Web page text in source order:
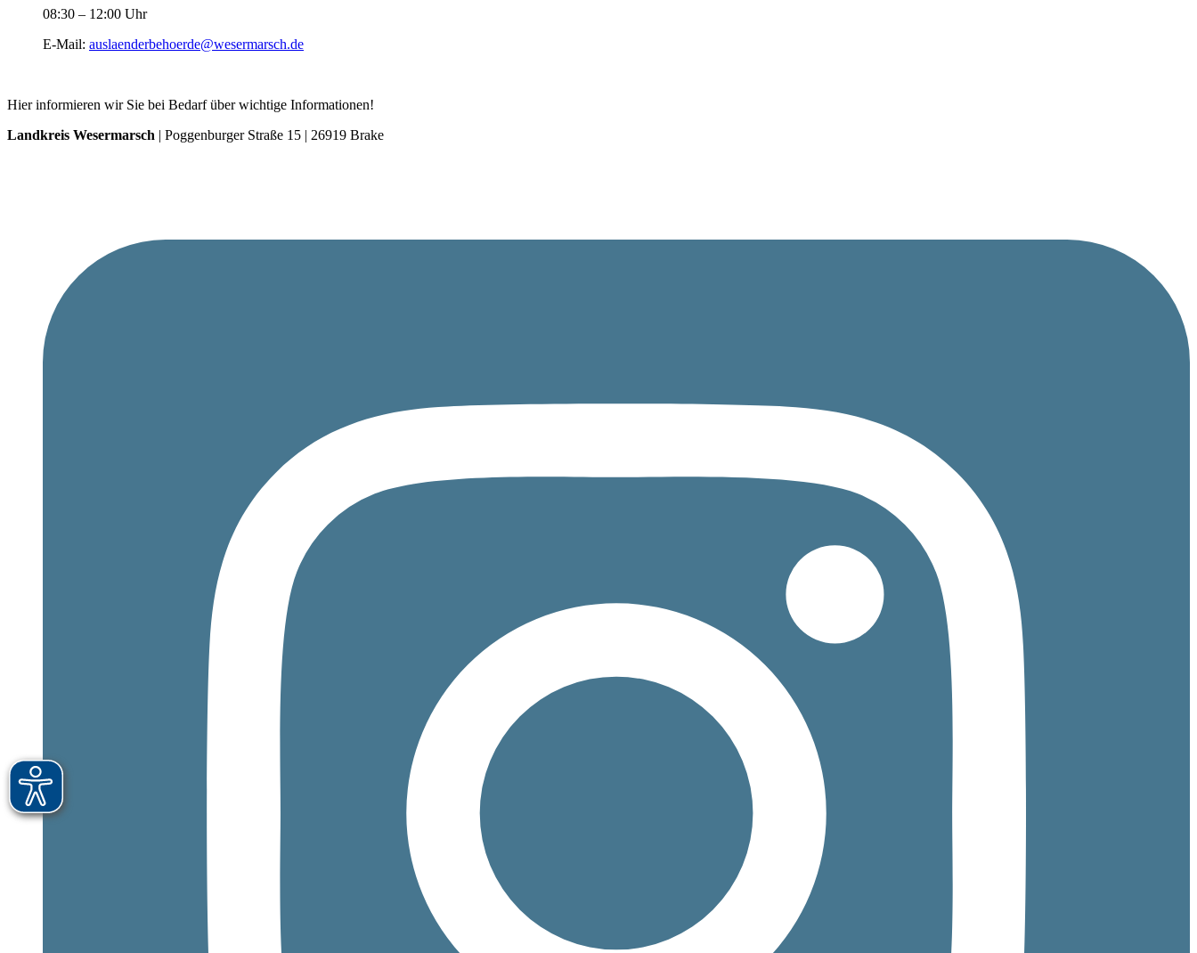
08:30 – 12:00 Uhr
E-Mail: auslaenderbehoerde@wesermarsch.de
Hier informieren wir Sie bei Bedarf über wichtige Informationen!
Landkreis Wesermarsch | Poggenburger Straße 15 | 26919 Brake